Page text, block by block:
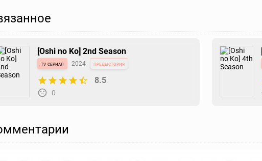
[Oshi no Ko] 2nd Season
tv сериал 2024 предыстория
8.5
0